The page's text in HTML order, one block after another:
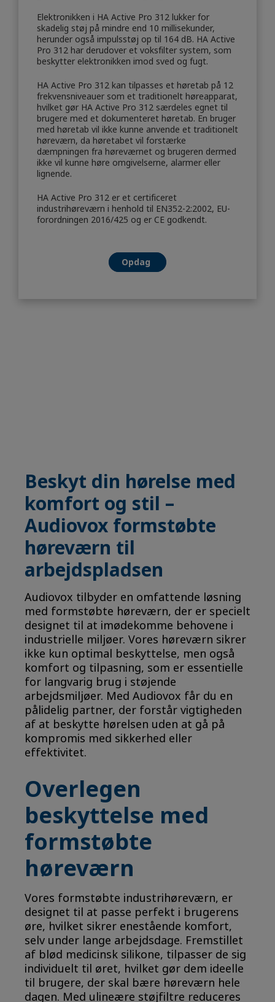
Elektronikken i HA Active Pro 312 lukker for
skadelig støj på mindre end 10 millisekunder,
herunder også impulsstøj op til 164 dB. HA Active
Pro 312 har derudover et voksfilter system, som
beskytter elektronikken imod sved og fugt.
HA Active Pro 312 kan tilpasses et høretab på 12
frekvensniveauer som et traditionelt høreapparat,
hvilket gør HA Active Pro 312 særdeles egnet til
brugere med et dokumenteret høretab. En bruger
med høretab vil ikke kunne anvende et traditionelt
høreværn, da høretabet vil forstærke
dæmpningen fra høreværnet og brugeren dermed
ikke vil kunne høre omgivelserne, alarmer eller
lignende.
HA Active Pro 312 er et certificeret
industrihøreværn i henhold til EN352-2:2002, EU-
forordningen 2016/425 og er CE godkendt.
Opdag
Beskyt din hørelse med
komfort og stil –
Audiovox formstøbte
høreværn til
arbejdspladsen
Audiovox tilbyder en omfattende løsning
med formstøbte høreværn, der er specielt
designet til at imødekomme behovene i
industrielle miljøer. Vores høreværn sikrer
ikke kun optimal beskyttelse, men også
komfort og tilpasning, som er essentielle
for langvarig brug i støjende
arbejdsmiljøer. Med Audiovox får du en
pålidelig partner, der forstår vigtigheden
af at beskytte hørelsen uden at gå på
kompromis med sikkerhed eller
effektivitet.
Overlegen
beskyttelse med
formstøbte
høreværn
Vores formstøbte industrihøreværn, er
designet til at passe perfekt i brugerens
øre, hvilket sikrer enestående komfort,
selv under lange arbejdsdage. Fremstillet
af blød medicinsk silikone, tilpasser de sig
individuelt til øret, hvilket gør dem ideelle
til brugere, der skal bære høreværn hele
dagen. Med ulineære støjfiltre reduceres